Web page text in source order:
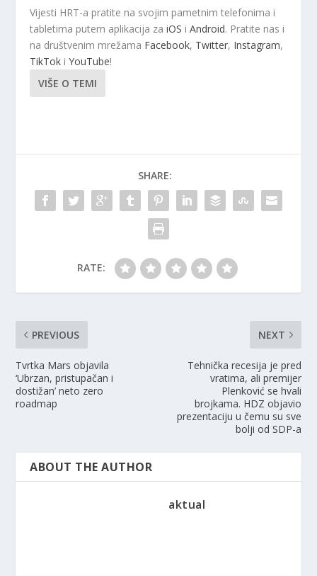
Vijesti HRT-a pratite na svojim pametnim telefonima i
tabletima putem aplikacija zaiOS iAndroid. Pratite nas i
na društvenim mrežama Facebook, Twitter, Instagram,
TikTok i YouTube!
VIŠE O TEMI
SHARE:
RATE:
PREVIOUS
Tvrtka Mars objavila
‘Ubrzan, pristupačan i
dostižan’ neto zero
roadmap
NEXT
Tehnička recesija je pred
vratima, ali premijer
Plenković se hvali
brojkama. HDZ objavio
prezentaciju u čemu su sve
bolji od SDP-a
ABOUT THE AUTHOR
aktual